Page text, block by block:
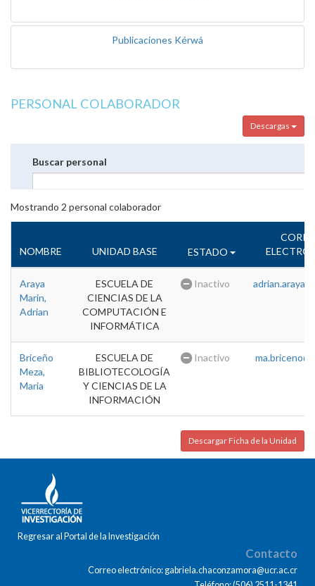
Publicaciones Kérwá
PERSONAL COLABORADOR
Descargas
Buscar personal
Mostrando 2 personal colaborador
NOMBRE UNIDAD BASE ESTADO
Araya
Marin,
Adrian
ESCUELA DE
CIENCIAS DE LA
COMPUTACIÓN E
INFORMÁTICA
Inactivo
Briceño
Meza,
Maria
ESCUELA DE
BIBLIOTECOLOGÍA
Y CIENCIAS DE LA
INFORMACIÓN
Inactivo
Descargar Ficha de la Unidad
Regresar al Portal de la Investigación
Contacto
Correo electrónico: gabriela.chaconzamora@ucr.ac.cr